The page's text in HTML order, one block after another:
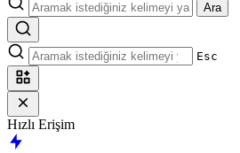
Ara
Esc
Hızlı Erişim